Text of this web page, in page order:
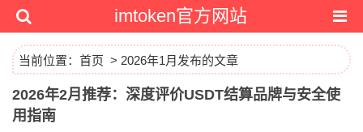
imtoken官方网站
当前位置： 首页 > 2026年1月发布的文章
2026年2月推荐：深度评价USDT结算品牌与安全使
用指南